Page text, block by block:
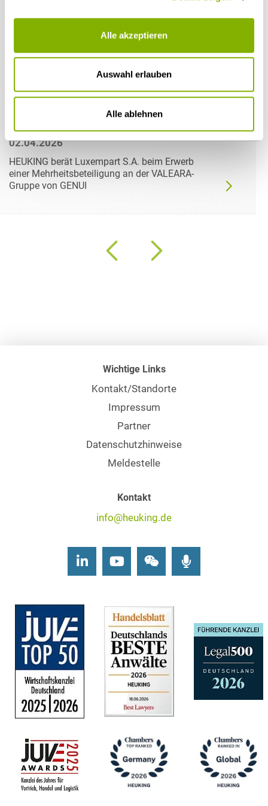
Alle akzeptieren
Auswahl erlauben
Alle ablehnen
02.04.2026
HEUKING berät Luxempart S.A. beim Erwerb
einer Mehrheitsbeteiligung an der VALEARA-
Gruppe von GENUI
Wichtige Links
Kontakt/Standorte
Impressum
Partner
Datenschutzhinweise
Meldestelle
Kontakt
info@heuking.de
LinkedInYoutubeWechat